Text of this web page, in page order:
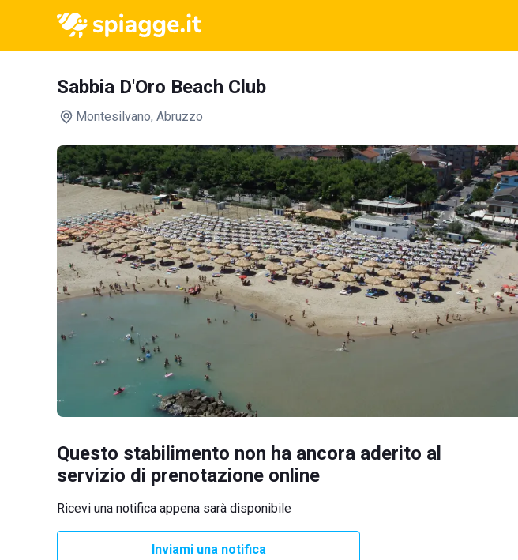
Sabbia D'Oro Beach Club
Montesilvano, Abruzzo
Questo stabilimento non ha ancora aderito al
servizio di prenotazione online
Ricevi una notifica appena sarà disponibile
Inviami una notifica